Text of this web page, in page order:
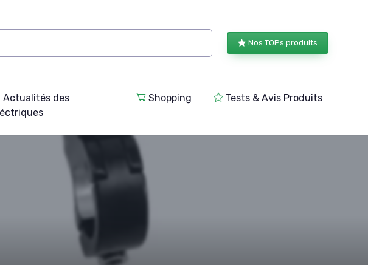
Nos TOPs produits
Actualités des
Shopping Tests & Avis Produits